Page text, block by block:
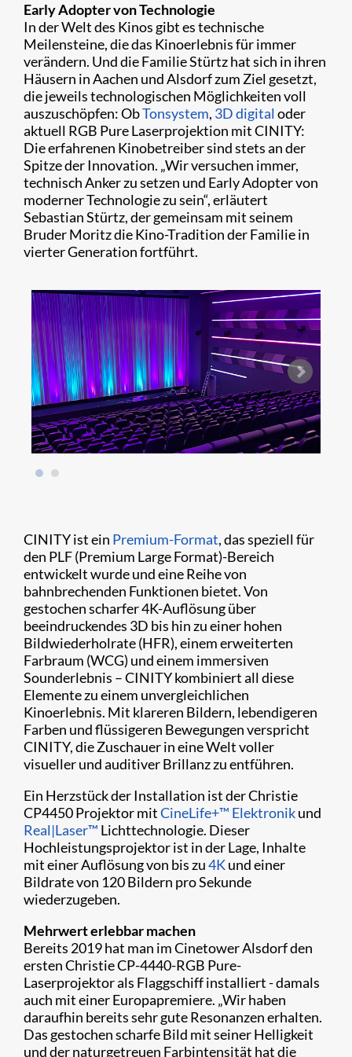
Early Adopter von Technologie
In der Welt des Kinos gibt es technische
Meilensteine, die das Kinoerlebnis für immer
verändern. Und die Familie Stürtz hat sich in ihren
Häusern in Aachen und Alsdorf zum Ziel gesetzt,
die jeweils technologischen Möglichkeiten voll
auszuschöpfen: ObTonsystem, 3D digital oder
aktuell RGB Pure Laserprojektion mit CINITY:
Die erfahrenen Kinobetreiber sind stets an der
Spitze der Innovation. „Wir versuchen immer,
technisch Anker zu setzen und Early Adopter von
moderner Technologie zu sein“, erläutert
Sebastian Stürtz, der gemeinsam mit seinem
Bruder Moritz die Kino-Tradition der Familie in
vierter Generation fortführt.
CINITY ist ein Premium-Format, das speziell für
den PLF (Premium Large Format)-Bereich
entwickelt wurde und eine Reihe von
bahnbrechenden Funktionen bietet. Von
gestochen scharfer 4K-Auflösung über
beeindruckendes 3D bis hin zu einer hohen
Bildwiederholrate (HFR), einem erweiterten
Farbraum (WCG) und einem immersiven
Sounderlebnis – CINITY kombiniert all diese
Elemente zu einem unvergleichlichen
Kinoerlebnis. Mit klareren Bildern, lebendigeren
Farben und flüssigeren Bewegungen verspricht
CINITY, die Zuschauer in eine Welt voller
visueller und auditiver Brillanz zu entführen.
Ein Herzstück der Installation ist der Christie
CP4450 Projektor mitCineLife+™ Elektronikund
Real|Laser™ Lichttechnologie. Dieser
Hochleistungsprojektor ist in der Lage, Inhalte
mit einer Auflösung von bis zu4Kund einer
Bildrate von 120 Bildern pro Sekunde
wiederzugeben.
Mehrwert erlebbar machen
Bereits 2019 hat man im Cinetower Alsdorf den
ersten Christie CP-4440-RGB Pure-
Laserprojektor als Flaggschiff installiert - damals
auch mit einer Europapremiere. „Wir haben
daraufhin bereits sehr gute Resonanzen erhalten.
Das gestochen scharfe Bild mit seiner Helligkeit
und der naturgetreuen Farbintensität hat die